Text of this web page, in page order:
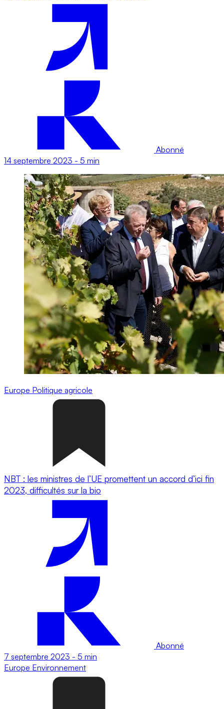
Abonné
14 septembre 2023 - 5 min
Europe Politique agricole
NBT : les ministres de l’UE promettent un accord d’ici fin
2023, difficultés sur la bio
Abonné
7 septembre 2023 - 5 min
Europe Environnement